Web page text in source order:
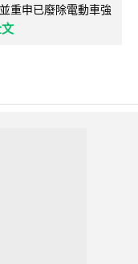
重申已廢除電動車強